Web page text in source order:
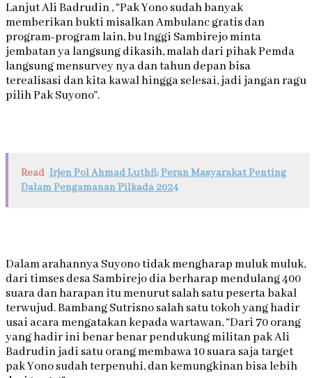
Lanjut Ali Badrudin , “Pak Yono sudah banyak
memberikan bukti misalkan Ambulanc gratis dan
program-program lain, bu Inggi Sambirejo minta
jembatan ya langsung dikasih, malah dari pihak Pemda
langsung mensurvey nya dan tahun depan bisa
terealisasi dan kita kawal hingga selesai, jadi jangan ragu
pilih Pak Suyono”.
Read Irjen Pol Ahmad Luthfi; Peran Masyarakat Penting
Dalam Pengamanan Pilkada 2024
Dalam arahannya Suyono tidak mengharap muluk muluk,
dari timses desa Sambirejo dia berharap mendulang 400
suara dan harapan itu menurut salah satu peserta bakal
terwujud. Bambang Sutrisno salah satu tokoh yang hadir
usai acara mengatakan kepada wartawan, “Dari 70 orang
yang hadir ini benar benar pendukung militan pak Ali
Badrudin jadi satu orang membawa 10 suara saja target
pak Yono sudah terpenuhi, dan kemungkinan bisa lebih